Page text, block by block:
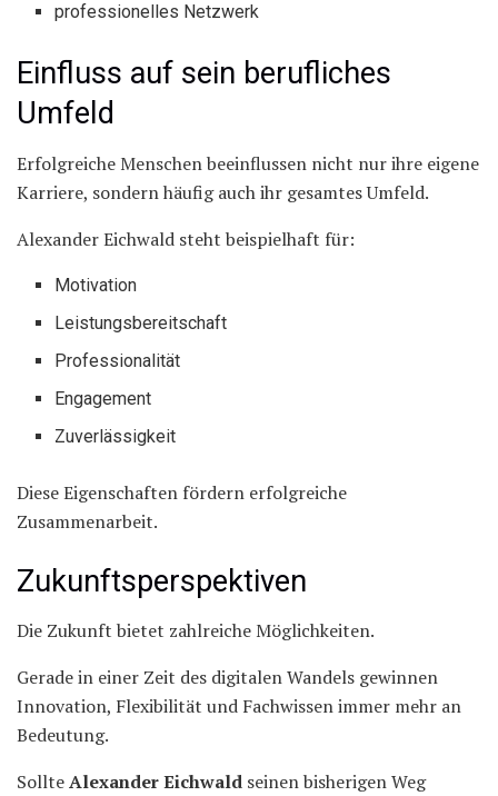
professionelles Netzwerk
Einfluss auf sein berufliches
Umfeld
Erfolgreiche Menschen beeinflussen nicht nur ihre eigene
Karriere, sondern häufig auch ihr gesamtes Umfeld.
Alexander Eichwald steht beispielhaft für:
Motivation
Leistungsbereitschaft
Professionalität
Engagement
Zuverlässigkeit
Diese Eigenschaften fördern erfolgreiche
Zusammenarbeit.
Zukunftsperspektiven
Die Zukunft bietet zahlreiche Möglichkeiten.
Gerade in einer Zeit des digitalen Wandels gewinnen
Innovation, Flexibilität und Fachwissen immer mehr an
Bedeutung.
SollteAlexander Eichwald seinen bisherigen Weg